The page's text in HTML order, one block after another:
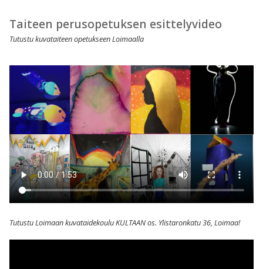
Taiteen perusopetuksen esittelyvideo
Tutustu kuvataiteen opetukseen Loimaalla
Tutustu Loimaan kuvataidekoulu KULTAAN os. Ylistaronkatu 36, Loimaa!